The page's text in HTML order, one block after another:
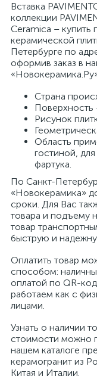
Вставка
коллекции
Ceramica –
керамической
Петербурге по
оформив заказ в
Страна
Поверхность
Рисунок
Область
гостиной,
фартука.
По Санкт-
«Новокерамика»
сроки. Для Вас
товара и подъему
товар
быструю и
Оплатить товар
способом:
оплатой по QR-
работаем как с
лицами.
Узнать о наличии
стоимости можно
нашем каталоге
керамогранит из
Китая и Италии.